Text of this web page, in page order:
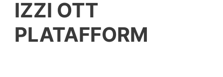
IZZI OTT
PLATAFFORM